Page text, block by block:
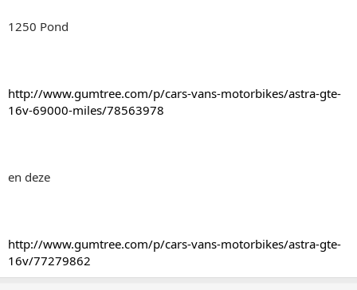
1250 Pond
http://www.gumtree.com/p/cars-vans-motorbikes/astra-gte-
16v-69000-miles/78563978
en deze
http://www.gumtree.com/p/cars-vans-motorbikes/astra-gte-
16v/77279862